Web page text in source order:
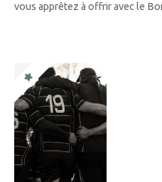
vous apprêtez à offrir avec le